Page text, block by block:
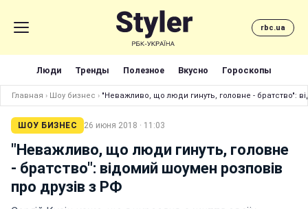
rbc.ua
Люди Тренды Полезное Вкусно Гороскопы
Главная › Шоу бизнес › "Неважливо, що люди гинуть, головне - братство":
ШОУ БИЗНЕС 26 июня 2018 · 11:03
"Неважливо, що люди гинуть, головне
- братство": відомий шоумен розповів
про друзів з РФ